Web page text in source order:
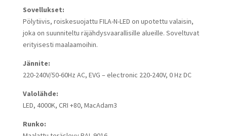
Sovellukset:
Pölytiivis, roiskesuojattu FILA-N-LED on upotettu valaisin,
joka on suunniteltu räjähdysvaarallisille alueille. Soveltuvat
erityisesti maalaamoihin.
Jännite:
220-240V/50-60Hz AC, EVG – electronic 220-240V, 0 Hz DC
Valolähde:
LED, 4000K, CRI +80, MacAdam3
Runko: